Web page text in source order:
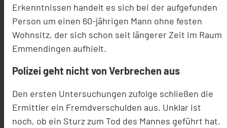
Erkenntnissen handelt es sich bei der aufgefunden
Person um einen 60-jährigen Mann ohne festen
Wohnsitz, der sich schon seit längerer Zeit im Raum
Emmendingen aufhielt.
Polizei geht nicht von Verbrechen aus
Den ersten Untersuchungen zufolge schließen die
Ermittler ein Fremdverschulden aus. Unklar ist
noch, ob ein Sturz zum Tod des Mannes geführt hat.